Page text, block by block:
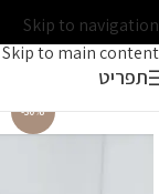
Skip to navigation
Skip to main content
תפריט
-30%